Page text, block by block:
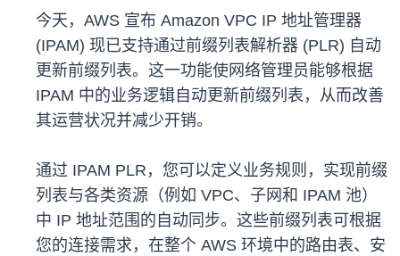
今天，AWS 宣布 Amazon VPC IP 地址管理器
(IPAM) 现已支持通过前缀列表解析器 (PLR) 自动
更新前缀列表。这一功能使网络管理员能够根据
IPAM 中的业务逻辑自动更新前缀列表，从而改善
其运营状况并减少开销。
通过 IPAM PLR，您可以定义业务规则，实现前缀
列表与各类资源（例如 VPC、子网和 IPAM 池）
中 IP 地址范围的自动同步。这些前缀列表可根据
您的连接需求，在整个 AWS 环境中的路由表、安